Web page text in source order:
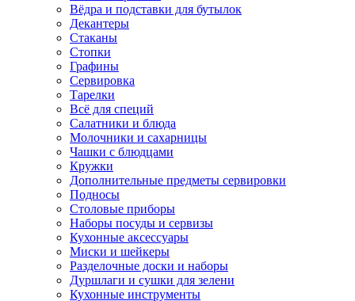
Вёдра и подставки для бутылок
Декантеры
Стаканы
Стопки
Графины
Сервировка
Тарелки
Всё для специй
Салатники и блюда
Молочники и сахарницы
Чашки с блюдцами
Кружки
Дополнительные предметы сервировки
Подносы
Столовые приборы
Наборы посуды и сервизы
Кухонные аксессуары
Миски и шейкеры
Разделочные доски и наборы
Дуршлаги и сушки для зелени
Кухонные инструменты